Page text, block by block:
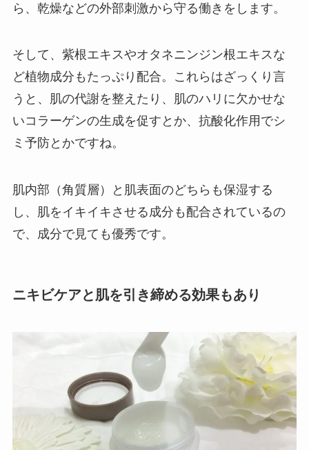
ら、乾燥などの外部刺激から守る働きをします。
そして、紫根エキスやオタネニンジン根エキスな
ど植物成分もたっぷり配合。これらはざっくり言
うと、肌の代謝を整えたり、肌のハリに欠かせな
いコラーゲンの生成を促すとか、抗酸化作用でシ
ミ予防とかですね。
肌内部（角質層）と肌表面のどちらも保湿する
し、肌をイキイキさせる成分も配合されているの
で、成分で見ても優秀です。
ニキビケアと肌を引き締める効果もあり